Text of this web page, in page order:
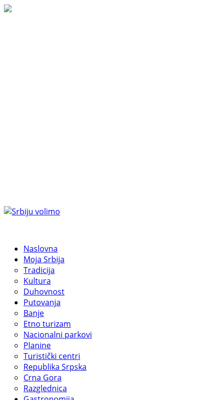
Naslovna
Moja Srbija
Tradicija
Kultura
Duhovnost
Putovanja
Banje
Etno turizam
Nacionalni parkovi
Planine
Turistički centri
Republika Srpska
Crna Gora
Razglednica